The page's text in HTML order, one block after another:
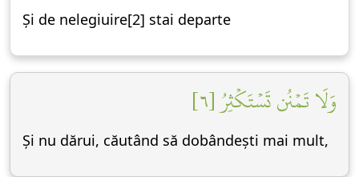
Și de nelegiuire[2] stai departe
وَلَا تَمۡنُن تَسۡتَكۡثِرُ [٦]
Și nu dărui, căutând să dobândești mai mult,